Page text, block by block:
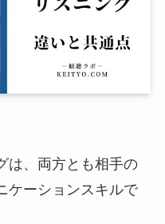
は、両方とも相手の
ケーションスキルで